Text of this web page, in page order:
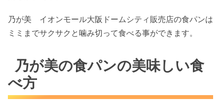
乃が美 イオンモール大阪ドームシティ販売店の食パンは
ミミまでサクサクと噛み切って食べる事ができます。
乃が美の食パンの美味しい食
べ方